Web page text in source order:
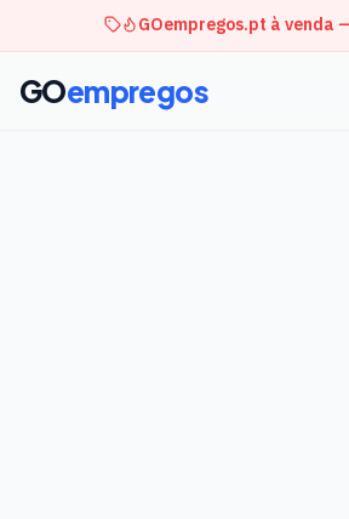
GOempregos.pt à venda
GOempregos